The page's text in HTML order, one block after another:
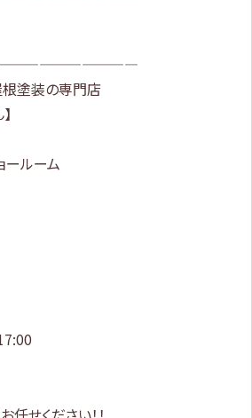
塗装の専門店
ルーム